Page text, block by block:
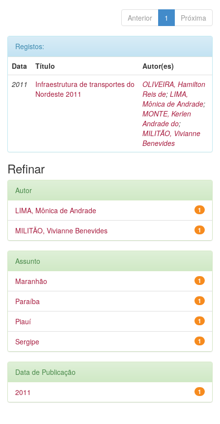
Anterior 1 Próxima
Registos:
Data
Título
Autor(es)
2011
Infraestrutura de transportes do
Nordeste 2011
OLIVEIRA, Hamilton
Reis de; LIMA,
Mônica de Andrade;
MONTE, Kerlen
Andrade do;
MILITÃO, Vivianne
Benevides
Refinar
Autor
1
LIMA, Mônica de Andrade
1
MILITÃO, Vivianne Benevides
Assunto
1
Maranhão
1
Paraíba
1
Piauí
1
Sergipe
Data de Publicação
1
2011